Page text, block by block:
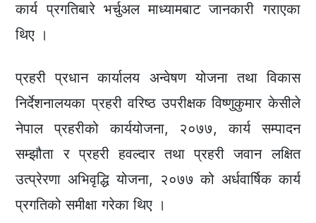
कार्य प्रगतिबारे भर्चुअल माध्यामबाट जानकारी गराएका
थिए ।
प्रहरी प्रधान कार्यालय अन्वेषण योजना तथा विकास
निर्देशनालयका प्रहरी वरिष्ठ उपरीक्षक विष्णुकुमार केसीले
नेपाल प्रहरीको कार्ययोजना, २०७७, कार्य सम्पादन
सम्झौता र प्रहरी हवल्दार तथा प्रहरी जवान लक्षित
उत्प्रेरणा अभिवृद्धि योजना, २०७७ को अर्धवार्षिक कार्य
प्रगतिको समीक्षा गरेका थिए ।